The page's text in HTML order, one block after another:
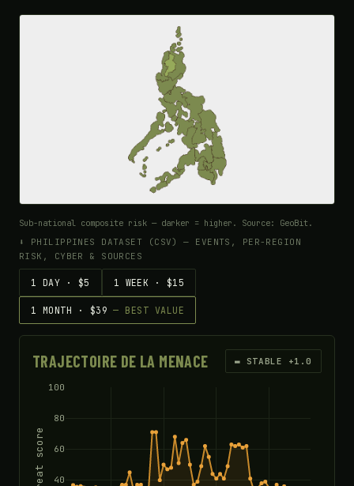
Sub-national composite risk — darker = higher. Source: GeoBit.
⬇ PHILIPPINES DATASET (CSV) — EVENTS, PER-REGION
RISK, CYBER & SOURCES
1 DAY · $5 1 WEEK · $15
1 MONTH · $39— BEST VALUE
TRAJECTOIRE DE LA MENACE ▬ STABLE +1.0
40
60
80
100
Threat score